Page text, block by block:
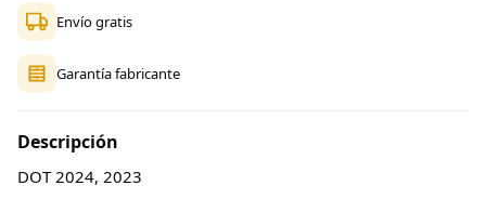
Envío gratis
Garantía fabricante
Descripción
DOT 2024, 2023